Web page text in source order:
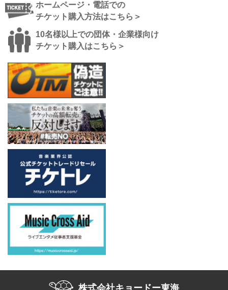
ホームページ・電話での
チケット購入方法はこちら＞
10名様以上での団体・企業様向け
チケット購入はこちら＞
株式会社キョードー東海